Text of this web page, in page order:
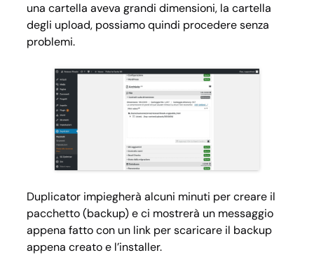
una cartella aveva grandi dimensioni, la cartella
degli upload, possiamo quindi procedere senza
problemi.
Duplicator impiegherà alcuni minuti per creare il
pacchetto (backup) e ci mostrerà un messaggio
appena fatto con un link per scaricare il backup
appena creato e l’installer.